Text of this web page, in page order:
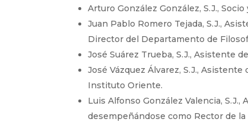
Arturo González González, S.J.,
Juan Pablo Romero Tejada, S.J.,
Director del Departamento de
José Suárez Trueba, S.J., Asistente
José Vázquez Álvarez, S.J.,
Instituto Oriente.
Luis Alfonso González Valencia,
desempeñándose como Rector de